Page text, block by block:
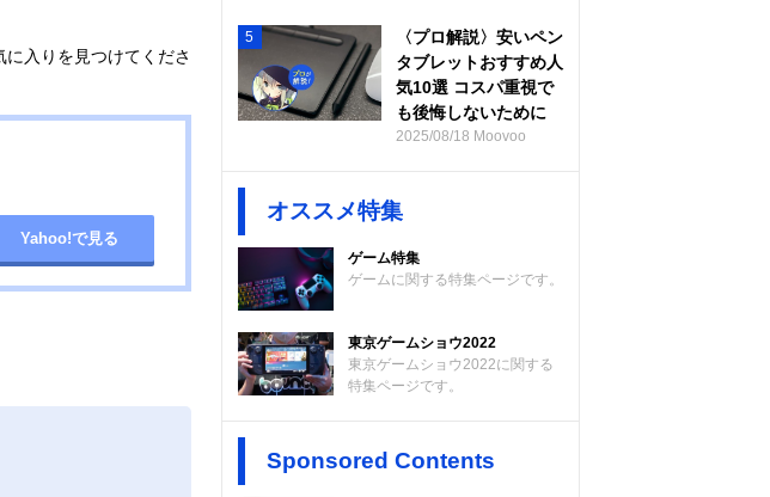
入りを見つけてくださ
Yahoo!で見る
5
〈プロ解説〉安いペン
タブレットおすすめ人
気10選 コスパ重視で
も後悔しないために
2025/08/18 Moovoo
オススメ特集
ゲーム特集
ゲームに関する特集ページです。
東京ゲームショウ2022
東京ゲームショウ2022に関する
特集ページです。
Sponsored Contents